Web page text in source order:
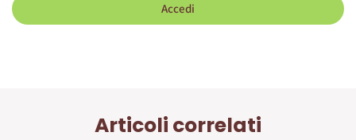
Accedi
Articoli correlati